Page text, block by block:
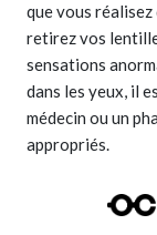
que vous
retirez vos
sensations
dans les yeux, il
médecin ou un
appropriés.